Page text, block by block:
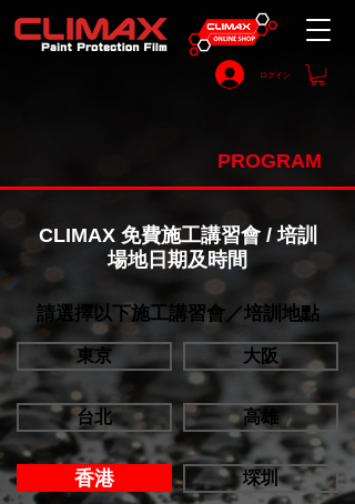
ログイン
PROGRAM
CLIMAX 免費施工講習會 / 培訓
場地日期及時間
​請選擇以下施工講習會／培訓地點
東京 大阪
台北 高雄
香港 堔圳